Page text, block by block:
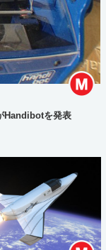
Handibotを発表